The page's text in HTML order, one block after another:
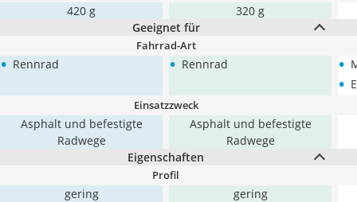
420 g
320 g
Geeignet für
Fahrrad-Art
• Rennrad • Rennrad •
•
Einsatzzweck
Asphalt und befestigte
Radwege
Asphalt und befestigte
Radwege
Eigenschaften
Profil
gering gering